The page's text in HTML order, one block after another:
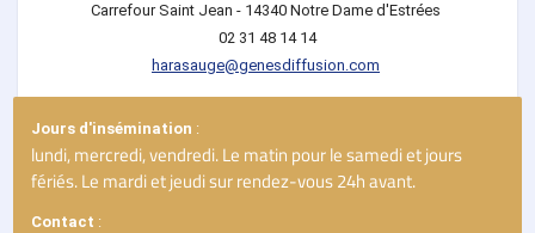
Carrefour Saint Jean - 14340 Notre Dame d'Estrées
02 31 48 14 14
harasauge@genesdiffusion.com
Jours d'insémination :
lundi, mercredi, vendredi. Le matin pour le samedi et jours
fériés. Le mardi et jeudi sur rendez-vous 24h avant.
Contact :